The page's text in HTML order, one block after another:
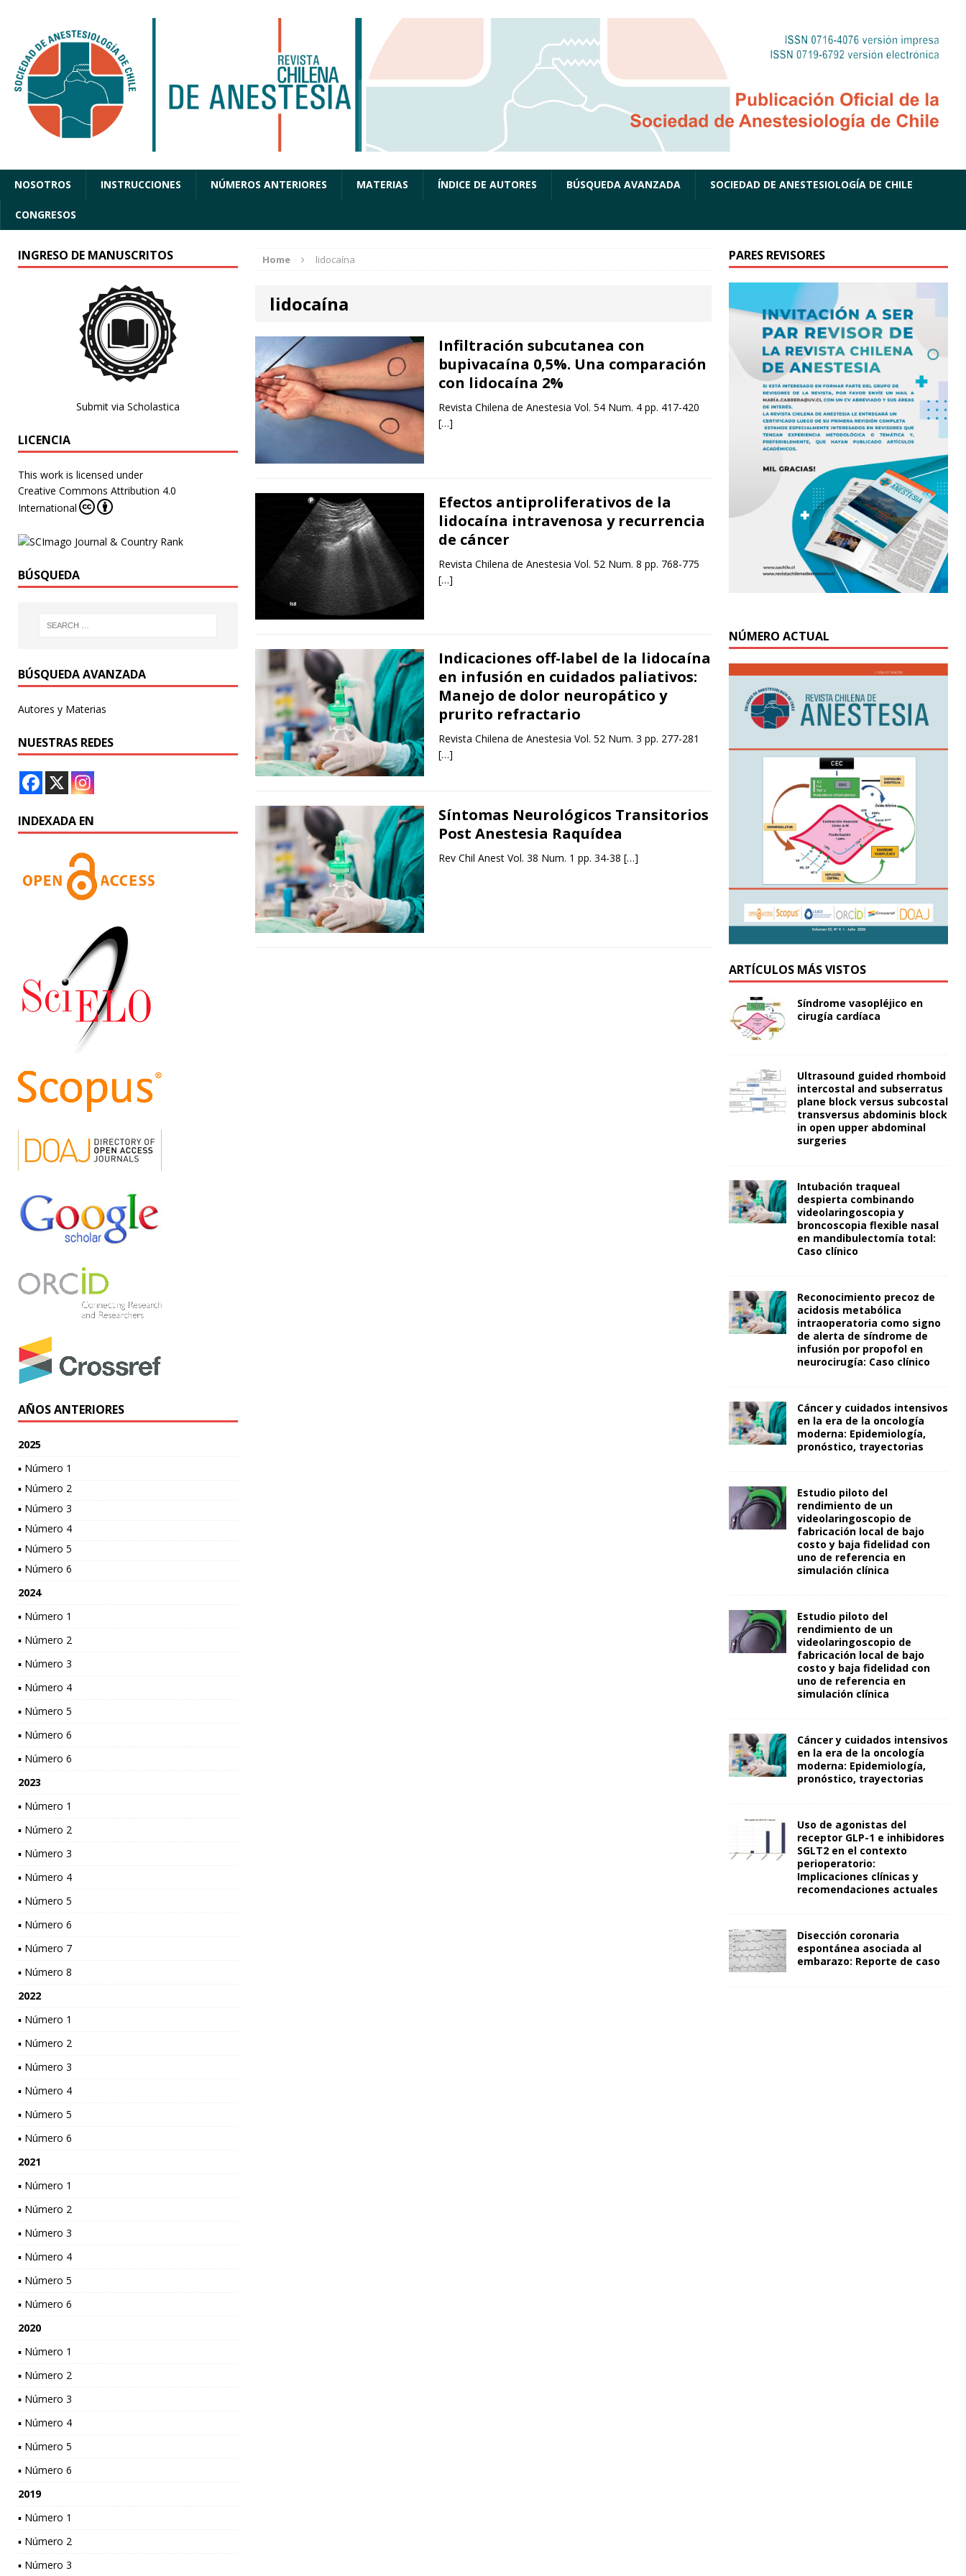
NOSOTROS INSTRUCCIONES NÚMEROS ANTERIORES MATERIAS ÍNDICE DE AUTORES BÚSQUEDA AVANZADA SOCIEDAD DE ANESTESIOLOGÍA DE CHILE
CONGRESOS
Home lidocaína
lidocaína
Infiltración subcutanea con
bupivacaína 0,5%. Una comparación
con lidocaína 2%
Revista Chilena de Anestesia Vol. 54 Num. 4 pp. 417-420
[…]
Efectos antiproliferativos de la
lidocaína intravenosa y recurrencia
de cáncer
Revista Chilena de Anestesia Vol. 52 Num. 8 pp. 768-775
[…]
Indicaciones off-label de la lidocaína
en infusión en cuidados paliativos:
Manejo de dolor neuropático y
prurito refractario
Revista Chilena de Anestesia Vol. 52 Num. 3 pp. 277-281
[…]
Síntomas Neurológicos Transitorios
Post Anestesia Raquídea
Rev Chil Anest Vol. 38 Num. 1 pp. 34-38 […]
INGRESO DE MANUSCRITOS
Submit via Scholastica
LICENCIA
This work is licensed under
Creative Commons Attribution 4.0
International
BÚSQUEDA
BÚSQUEDA AVANZADA
Autores y Materias
NUESTRAS REDES
INDEXADA EN
AÑOS ANTERIORES
2025
▪ Número 1
▪ Número 2
▪ Número 3
▪ Número 4
▪ Número 5
▪ Número 6
2024
▪ Número 1
▪ Número 2
▪ Número 3
▪ Número 4
▪ Número 5
▪ Número 6
▪ Número 6
2023
▪ Número 1
▪ Número 2
▪ Número 3
▪ Número 4
▪ Número 5
▪ Número 6
▪ Número 7
▪ Número 8
2022
▪ Número 1
▪ Número 2
▪ Número 3
▪ Número 4
▪ Número 5
▪ Número 6
2021
▪ Número 1
▪ Número 2
▪ Número 3
▪ Número 4
▪ Número 5
▪ Número 6
2020
▪ Número 1
▪ Número 2
▪ Número 3
▪ Número 4
▪ Número 5
▪ Número 6
2019
▪ Número 1
▪ Número 2
▪ Número 3
PARES REVISORES
NÚMERO ACTUAL
ARTÍCULOS MÁS VISTOS
Síndrome vasopléjico en
cirugía cardíaca
Ultrasound guided rhomboid
intercostal and subserratus
plane block versus subcostal
transversus abdominis block
in open upper abdominal
surgeries
Intubación traqueal
despierta combinando
videolaringoscopia y
broncoscopia flexible nasal
en mandibulectomía total:
Caso clínico
Reconocimiento precoz de
acidosis metabólica
intraoperatoria como signo
de alerta de síndrome de
infusión por propofol en
neurocirugía: Caso clínico
Cáncer y cuidados intensivos
en la era de la oncología
moderna: Epidemiología,
pronóstico, trayectorias
Estudio piloto del
rendimiento de un
videolaringoscopio de
fabricación local de bajo
costo y baja fidelidad con
uno de referencia en
simulación clínica
Estudio piloto del
rendimiento de un
videolaringoscopio de
fabricación local de bajo
costo y baja fidelidad con
uno de referencia en
simulación clínica
Cáncer y cuidados intensivos
en la era de la oncología
moderna: Epidemiología,
pronóstico, trayectorias
Uso de agonistas del
receptor GLP-1 e inhibidores
SGLT2 en el contexto
perioperatorio:
Implicaciones clínicas y
recomendaciones actuales
Disección coronaria
espontánea asociada al
embarazo: Reporte de caso